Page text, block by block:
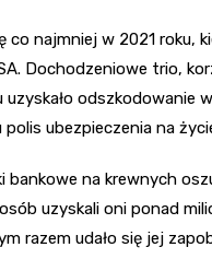
najmniej w 2021 roku,
Dochodzeniowe trio,
odszkodowanie
polis ubezpieczenia na
na krewnych
uzyskali oni ponad
razem udało się jej